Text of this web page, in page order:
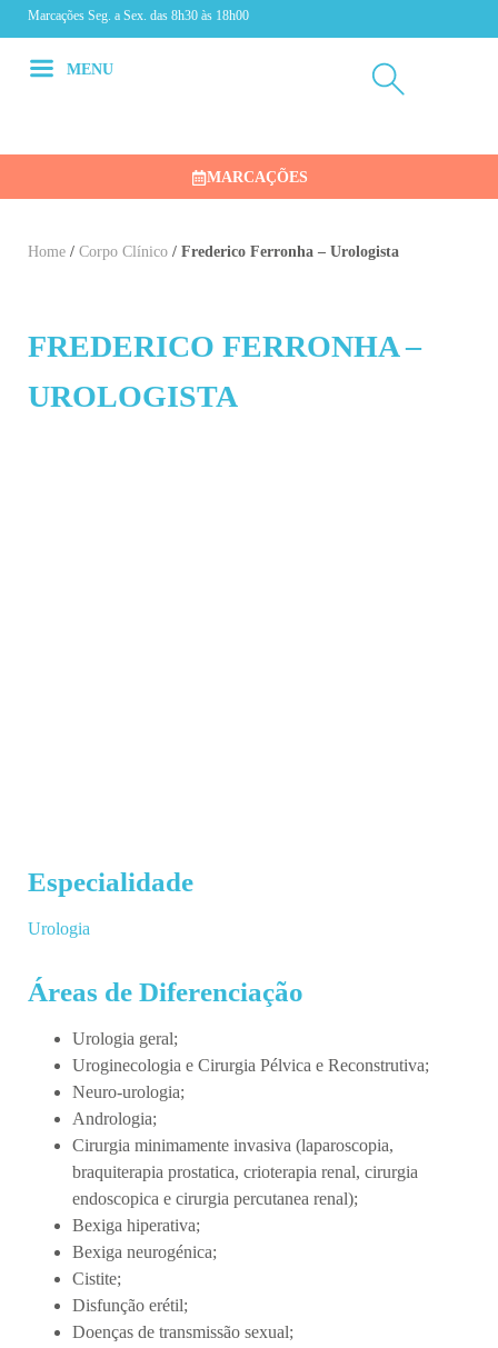
Marcações Seg. a Sex. das 8h30 às 18h00
MENU
MARCAÇÕES
Home / Corpo Clínico / Frederico Ferronha – Urologista
FREDERICO FERRONHA –
UROLOGISTA
Especialidade
Urologia
Áreas de Diferenciação
Urologia geral;
Uroginecologia e Cirurgia Pélvica e Reconstrutiva;
Neuro-urologia;
Andrologia;
Cirurgia minimamente invasiva (laparoscopia,
braquiterapia prostatica, crioterapia renal, cirurgia
endoscopica e cirurgia percutanea renal);
Bexiga hiperativa;
Bexiga neurogénica;
Cistite;
Disfunção erétil;
Doenças de transmissão sexual;